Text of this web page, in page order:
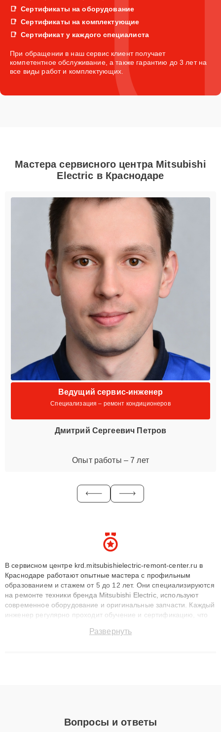
Сертификаты на оборудование
Сертификаты на комплектующие
Сертификат у каждого специалиста
При обращении в наш сервис клиент получает
компетентное обслуживание, а также гарантию до 3 лет на
все виды работ и комплектующих.
Мастера сервисного центра Mitsubishi
Electric в Краснодаре
Ведущий сервис-инженер
Специализация – ремонт кондиционеров
Дмитрий Сергеевич Петров
Опыт работы – 7 лет
В сервисном центре krd.mitsubishielectric-remont-center.ru в
Краснодаре работают опытные мастера с профильным
образованием и стажем от 5 до 12 лет. Они специализируются
на ремонте техники бренда Mitsubishi Electric, используют
современное оборудование и оригинальные запчасти. Каждый
инженер регулярно проходит обучение и сертификацию, что
восстанавливать технику с сохранением гарантии до 3 лет.
Развернуть
Вопросы и ответы